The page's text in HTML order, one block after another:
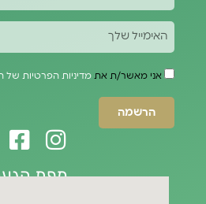
אני מאשר/ת את מדיניות הפרטיות של
הרשמה
מפת